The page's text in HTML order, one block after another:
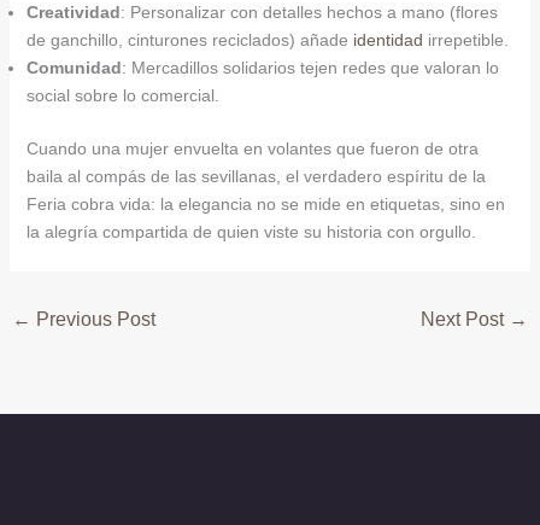
Creatividad: Personalizar con detalles hechos a mano (flores
de ganchillo, cinturones reciclados) añade identidad irrepetible.
Comunidad: Mercadillos solidarios tejen redes que valoran lo
social sobre lo comercial.
Cuando una mujer envuelta en volantes que fueron de otra
baila al compás de las sevillanas, el verdadero espíritu de la
Feria cobra vida: la elegancia no se mide en etiquetas, sino en
la alegría compartida de quien viste su historia con orgullo.
← Previous Post Next Post →